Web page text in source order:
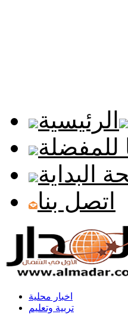
الرئيسية
للمفضلة
البداية
اتصل بنا
اخبار محلية
تربية وتعليم